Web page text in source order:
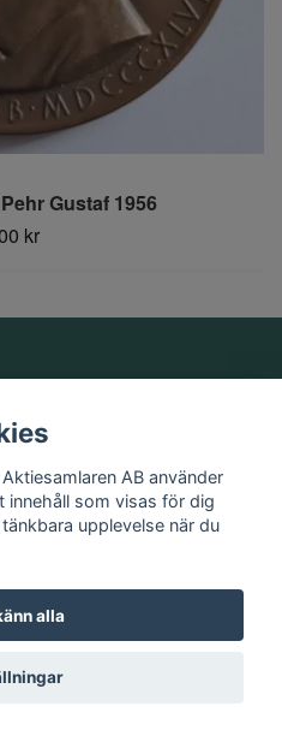
Gustaf 1956
kr
& Aktiesamlaren AB
AB använder
som visas för dig
upplevelse när du
alla